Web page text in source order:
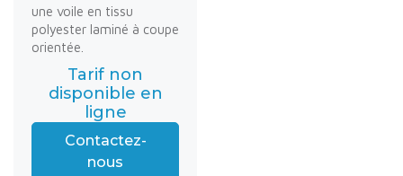
une voile en tissu
polyester laminé à coupe
orientée.
Tarif non
disponible en
ligne
Contactez-
nous